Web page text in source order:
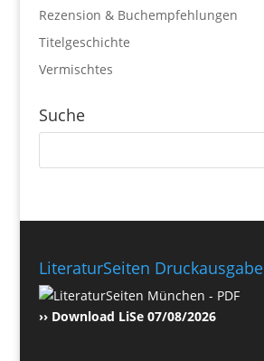
Rezension & Buchempfehlungen
Titelgeschichte
Vermischtes
Suche
LiteraturSeiten Druckausgabe
›› Download LiSe 07/08/2026